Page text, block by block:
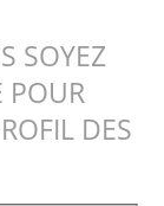
SOYEZ
POUR
DES